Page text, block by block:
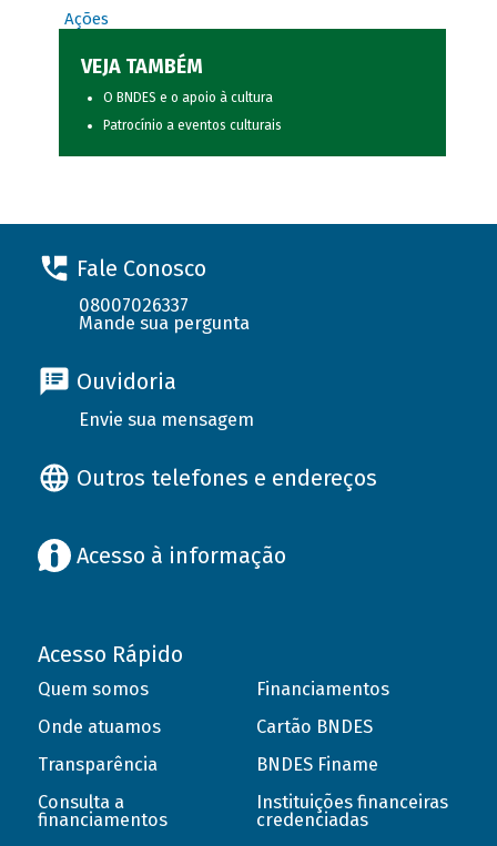
Ações
VEJA TAMBÉM
O BNDES e o apoio à cultura
Patrocínio a eventos culturais
Fale Conosco
08007026337
Mande sua pergunta
Ouvidoria
Envie sua mensagem
Outros telefones e endereços
Acesso à informação
Acesso Rápido
Quem somos
Onde atuamos
Transparência
Consulta a
financiamentos
Financiamentos
Cartão BNDES
BNDES Finame
Instituições financeiras
credenciadas